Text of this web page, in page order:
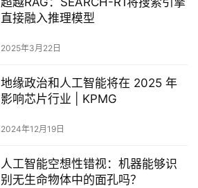
直接融入推理模型
2025年3月22日
地缘政治和人工智能将在 2025 年
影响芯片行业 | KPMG
2024年12月19日
人工智能空想性错视：机器能够识
别无生命物体中的面孔吗？